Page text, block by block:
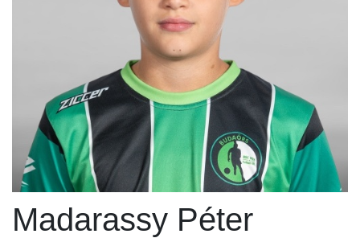
Madarassy Péter